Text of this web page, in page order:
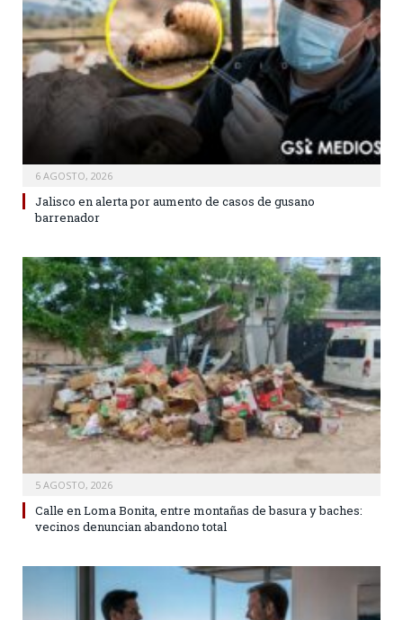
6 AGOSTO, 2026
Jalisco en alerta por aumento de casos de gusano
barrenador
5 AGOSTO, 2026
Calle en Loma Bonita, entre montañas de basura y baches:
vecinos denuncian abandono total